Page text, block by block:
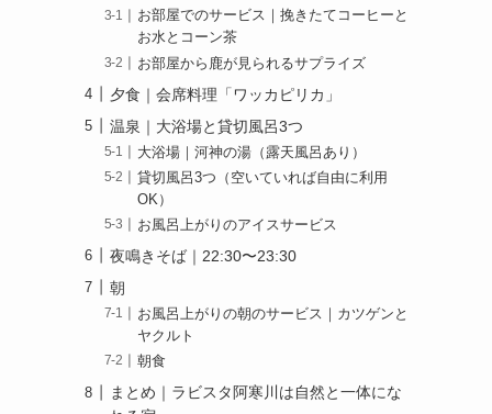
お部屋でのサービス｜挽きたてコーヒーと
お水とコーン茶
お部屋から鹿が見られるサプライズ
夕食｜会席料理「ワッカピリカ」
温泉｜大浴場と貸切風呂3つ
大浴場｜河神の湯（露天風呂あり）
貸切風呂3つ（空いていれば自由に利用
OK）
お風呂上がりのアイスサービス
夜鳴きそば｜22:30〜23:30
朝
お風呂上がりの朝のサービス｜カツゲンと
ヤクルト
朝食
まとめ｜ラビスタ阿寒川は自然と一体にな